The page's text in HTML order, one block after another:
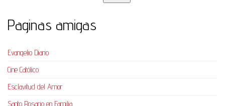
Paginas amigas
Evangelio Diario
Cine Católico
Esclavitud del Amor
Santo Rosario en Familia